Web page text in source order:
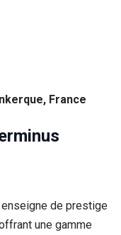
France
enseigne de prestige
une gamme